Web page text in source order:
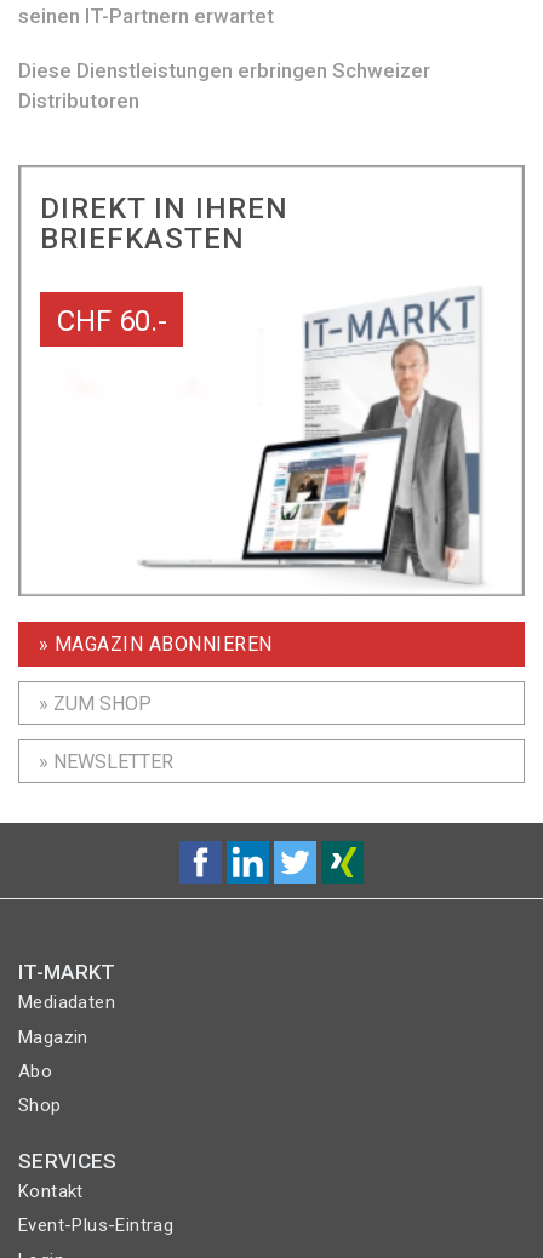
seinen IT-Partnern erwartet
Diese Dienstleistungen erbringen Schweizer
Distributoren
DIREKT IN IHREN
BRIEFKASTEN
CHF 60.-
» MAGAZIN ABONNIEREN
» ZUM SHOP
» NEWSLETTER
IT-MARKT
Mediadaten
Magazin
Abo
Shop
SERVICES
Kontakt
Event-Plus-Eintrag